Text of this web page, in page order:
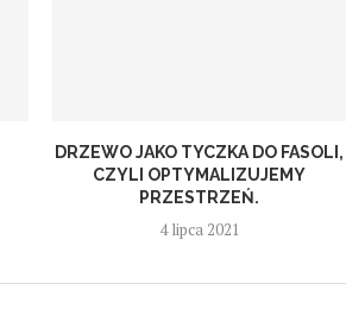
DRZEWO JAKO TYCZKA DO FASOLI,
CZYLI OPTYMALIZUJEMY
PRZESTRZEŃ.
4 lipca 2021